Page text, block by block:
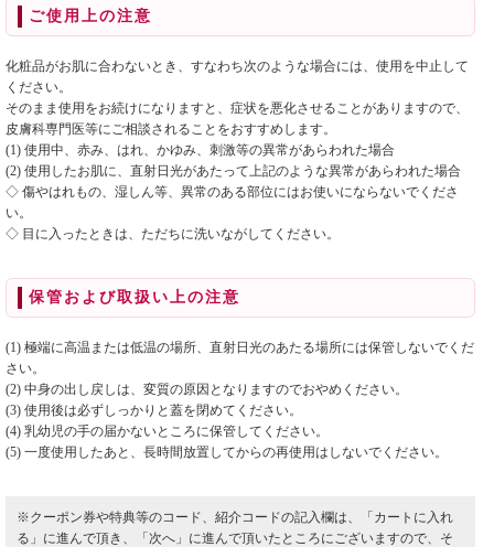
ご使用上の注意
化粧品がお肌に合わないとき、すなわち次のような場合には、使用を中止して
ください。
そのまま使用をお続けになりますと、症状を悪化させることがありますので、
皮膚科専門医等にご相談されることをおすすめします。
(1) 使用中、赤み、はれ、かゆみ、刺激等の異常があらわれた場合
(2) 使用したお肌に、直射日光があたって上記のような異常があらわれた場合
◇ 傷やはれもの、湿しん等、異常のある部位にはお使いにならないでくださ
い。
◇ 目に入ったときは、ただちに洗いながしてください。
保管および取扱い上の注意
(1) 極端に高温または低温の場所、直射日光のあたる場所には保管しないでくだ
さい。
(2) 中身の出し戻しは、変質の原因となりますのでおやめください。
(3) 使用後は必ずしっかりと蓋を閉めてください。
(4) 乳幼児の手の届かないところに保管してください。
(5) 一度使用したあと、長時間放置してからの再使用はしないでください。
※クーポン券や特典等のコード、紹介コードの記入欄は、「カートに入れ
る」に進んで頂き、「次へ」に進んで頂いたところにございますので、そ